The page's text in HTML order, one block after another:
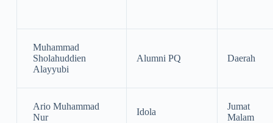
Muhammad
Sholahuddien
Alayyubi
Alumni PQ Daerah
Ario Muhammad
Nur
Idola
Jumat
Malam